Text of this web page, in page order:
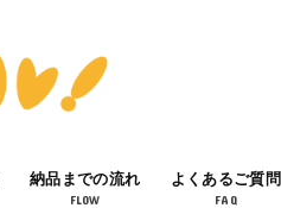
納品までの流れ
FLOW
よくあるご質問
FAQ